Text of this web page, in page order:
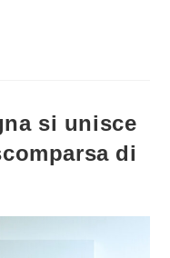
si unisce
di